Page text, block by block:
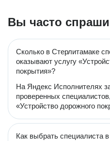
Вы часто
Сколько в Стерлитамаке
оказывают услугу
покрытия»?
На Яндекс Исполнителях
проверенных
«Устройство дорожного
Как выбрать специалиста